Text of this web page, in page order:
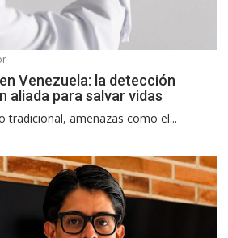
Venezuela: la detección
aliada para salvar vidas
tradicional, amenazas como el...